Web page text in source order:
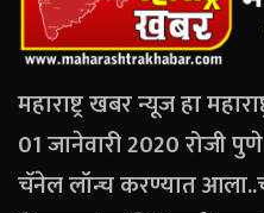
महाराष्ट्र खबर न्यूज हा
01 जानेवारी 2020 रोजी
चॅनेल लॉन्च करण्यात